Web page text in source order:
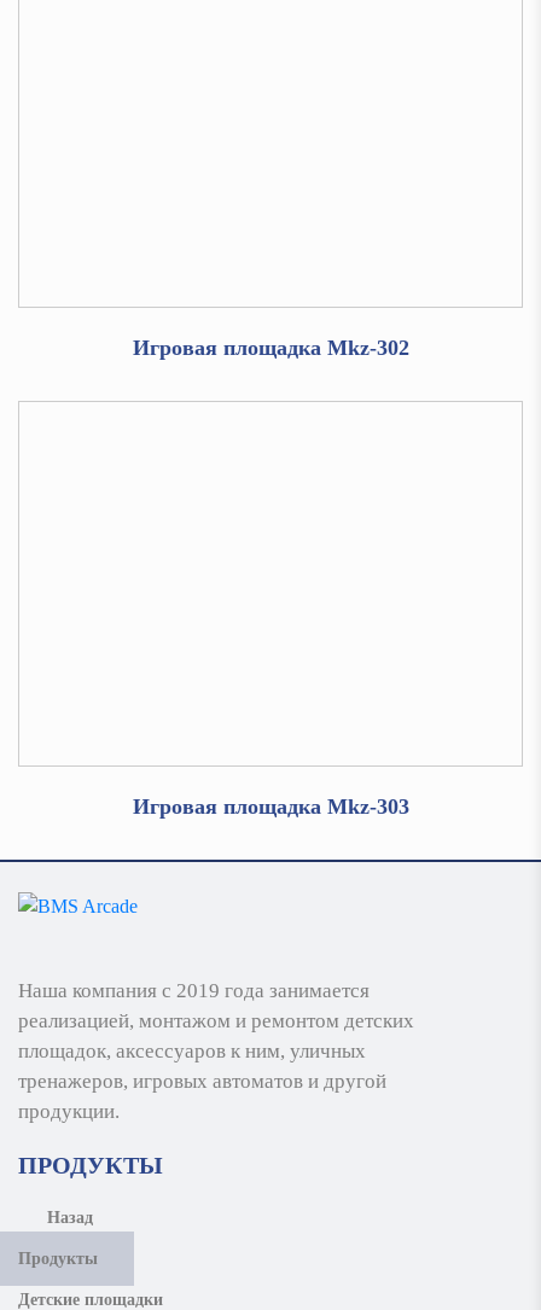
Игровая площадка Mkz-302
Игровая площадка Mkz-303
Наша компания с 2019 года занимается
реализацией, монтажом и ремонтом детских
площадок, аксессуаров к ним, уличных
тренажеров, игровых автоматов и другой
продукции.
ПРОДУКТЫ
Назад
Продукты
Детские площадки